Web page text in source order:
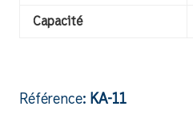
Capacité
Référence: KA-11